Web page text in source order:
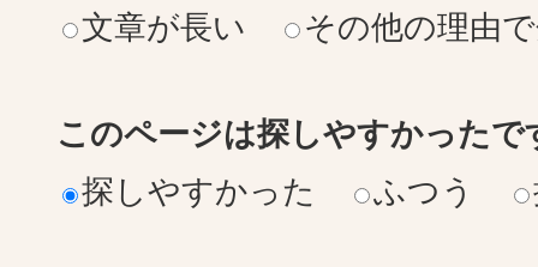
文章が長い
その他の理由
このページは探しやすかったで
探しやすかった
ふつう